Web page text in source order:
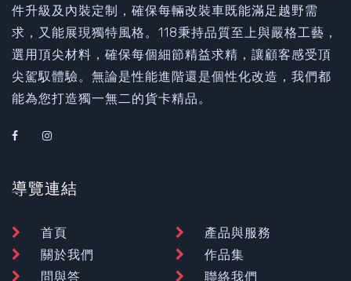
件升級及內裝定制，確保每輛改裝車既能滿足越野需
求，又能展現獨特風格。118秉持品質至上與嚴格工藝，
選用頂尖材料，確保每個細節精益求精，讓顧客感受頂
尖駕馭體驗。無論是性能進階還是個性化改造，我們都
能為您打造獨一無二的貨卡精品。
導覽連結
首頁
產品與服務
關於我們
作品集
問與答
聯絡我們